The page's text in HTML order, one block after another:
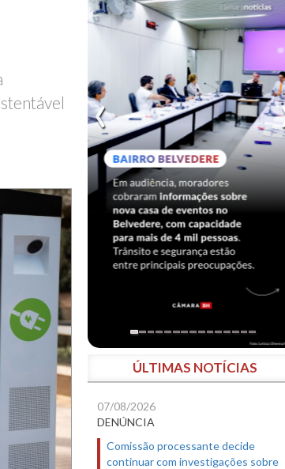
ÚLTIMAS NOTÍCIAS
07/08/2026
DENÚNCIA
Comissão processante decide
continuar com investigações sobre